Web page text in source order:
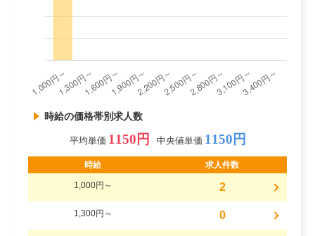
時給の価格帯別求人数
平均単価 1150円 中央値単価 1150円
時給 求人件数
1,000円～ 2
1,300円～ 0